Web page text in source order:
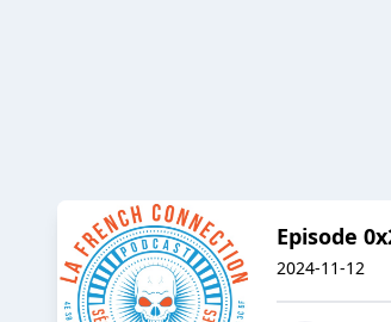
Episode
2024-11-12